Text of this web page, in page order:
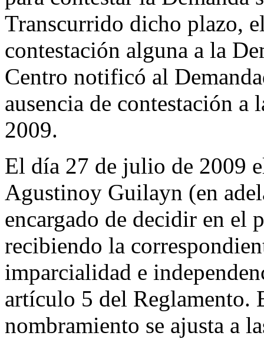
Transcurrido dicho plazo,
contestación alguna a la
Centro notificó al
ausencia de contestación
2009.
El día 27 de julio de 2009
Agustinoy Guilayn (en
encargado de decidir en el
recibiendo la
imparcialidad e
artículo 5 del Reglamento.
nombramiento se ajusta a